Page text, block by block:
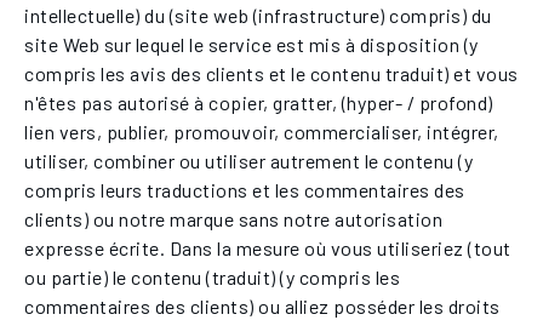
intellectuelle) du (site web (infrastructure) compris) du
site Web sur lequel le service est mis à disposition (y
compris les avis des clients et le contenu traduit) et vous
n'êtes pas autorisé à copier, gratter, (hyper- / profond)
lien vers, publier, promouvoir, commercialiser, intégrer,
utiliser, combiner ou utiliser autrement le contenu (y
compris leurs traductions et les commentaires des
clients) ou notre marque sans notre autorisation
expresse écrite. Dans la mesure où vous utiliseriez (tout
ou partie) le contenu (traduit) (y compris les
commentaires des clients) ou alliez posséder les droits